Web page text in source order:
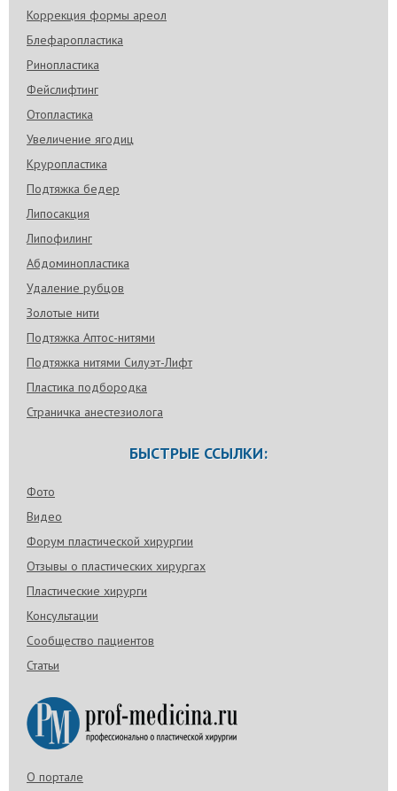
Коррекция формы ареол
Блефаропластика
Ринопластика
Фейслифтинг
Отопластика
Увеличение ягодиц
Круропластика
Подтяжка бедер
Липосакция
Липофилинг
Абдоминопластика
Удаление рубцов
Золотые нити
Подтяжка Аптос-нитями
Подтяжка нитями Силуэт-Лифт
Пластика подбородка
Страничка анестезиолога
БЫСТРЫЕ ССЫЛКИ:
Фото
Видео
Форум пластической хирургии
Отзывы о пластических хирургах
Пластические хирурги
Консультации
Сообщество пациентов
Статьи
О портале